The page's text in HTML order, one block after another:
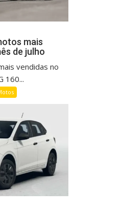
mais
de julho
vendidas no
160...